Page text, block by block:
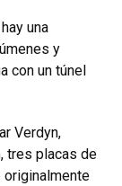
una
y
con un túnel
Verdyn,
tres placas de